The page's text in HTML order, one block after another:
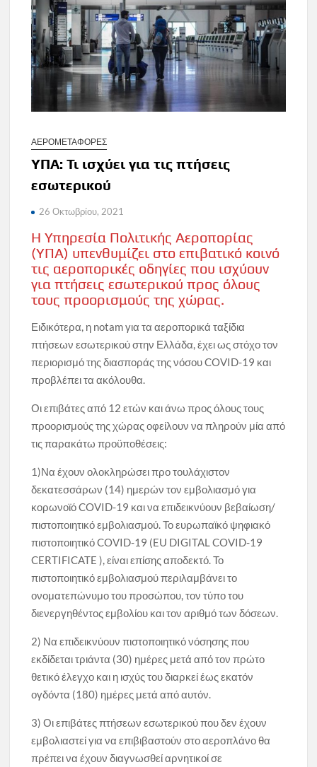
ΑΕΡΟΜΕΤΑΦΟΡΕΣ
YΠΑ: Τι ισχύει για τις πτήσεις
εσωτερικού
26 Οκτωβρίου, 2021
Η Υπηρεσία Πολιτικής Αεροπορίας
(YΠΑ) υπενθυμίζει στο επιβατικό κοινό
τις αεροπορικές οδηγίες που ισχύουν
για πτήσεις εσωτερικού προς όλους
τους προορισμούς της χώρας.
Ειδικότερα, η notam για τα αεροπορικά ταξίδια
πτήσεων εσωτερικού στην Ελλάδα, έχει ως στόχο τον
περιορισμό της διασποράς της νόσου COVID-19 και
προβλέπει τα ακόλουθα.
Οι επιβάτες από 12 ετών και άνω προς όλους τους
προορισμούς της χώρας οφείλουν να πληρούν μία από
τις παρακάτω προϋποθέσεις:
1)Να έχουν ολοκληρώσει προ τουλάχιστον
δεκατεσσάρων (14) ημερών τον εμβολιασμό για
κορωνοϊό COVID-19 και να επιδεικνύουν βεβαίωση/
πιστοποιητικό εμβολιασμού. Το ευρωπαϊκό ψηφιακό
πιστοποιητικό COVID-19 (EU DIGITAL COVID-19
CERTIFICATE ), είναι επίσης αποδεκτό. Το
πιστοποιητικό εμβολιασμού περιλαμβάνει το
ονοματεπώνυμο του προσώπου, τον τύπο του
διενεργηθέντος εμβολίου και τον αριθμό των δόσεων.
2) Να επιδεικνύουν πιστοποιητικό νόσησης που
εκδίδεται τριάντα (30) ημέρες μετά από τον πρώτο
θετικό έλεγχο και η ισχύς του διαρκεί έως εκατόν
ογδόντα (180) ημέρες μετά από αυτόν.
3) Οι επιβάτες πτήσεων εσωτερικού που δεν έχουν
εμβολιαστεί για να επιβιβαστούν στο αεροπλάνο θα
πρέπει να έχουν διαγνωσθεί αρνητικοί σε